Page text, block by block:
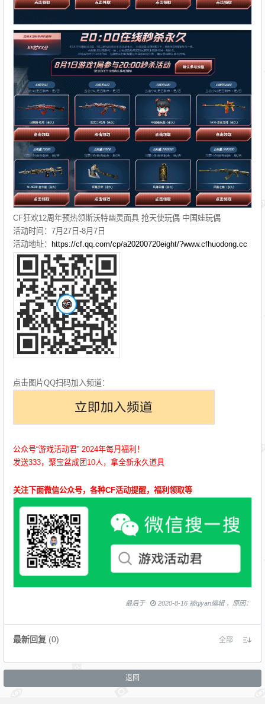
CF狂欢12周年预热领斯沃特幽灵面具 抢天使玩偶 中国娃玩偶
活动时间：7月27日-8月7日
活动地址：
https://cf.qq.com/cp/a20200720eight/?www.cfhuodong.cc
点击图片QQ扫码加入频道：
公众号“游戏活动君” 2024年每月福利！
发送333，聚宝盆成团10人，拿全新永久道具
关注下面微信公众号，各种CF活动提醒，福利领取等
最后于 2020-8-16 被qiyan编辑 ，原因：
最新回复 (0) 全部
返回